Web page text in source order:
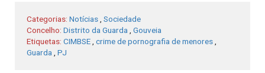
Categorias: Notícias Sociedade
Concelho: Distrito da Guarda
Gouveia
Etiquetas: CIMBSE crime de pornografia de menores
Guarda
PJ